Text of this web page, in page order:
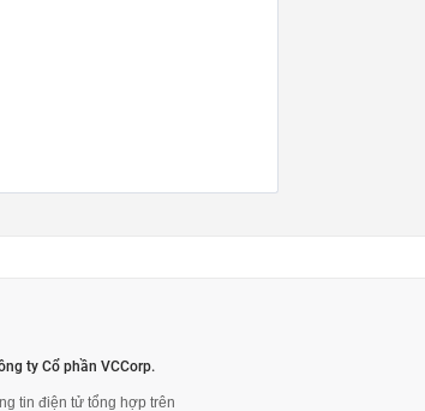
ty Cổ phần VCCorp.
tin điện tử tổng hợp trên